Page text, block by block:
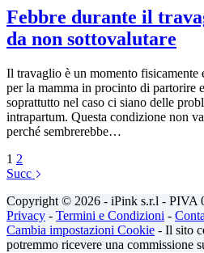
Febbre durante il
da non sottovalutare
Il travaglio è un momento fisicamente
per la mamma in procinto di partorire
soprattutto nel caso ci siano delle
intrapartum. Questa condizione non
perché sembrerebbe…
1 2
Succ
Copyright © 2026 - iPink s.r.l - PIVA
Privacy - Termini e Condizioni -
Cambia impostazioni Cookie - Il sito
potremmo ricevere una commissione